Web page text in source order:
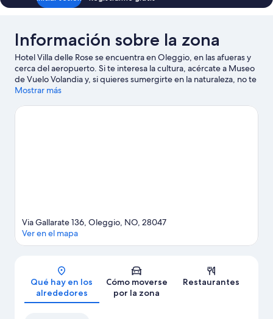
Información sobre la zona
Hotel Villa delle Rose se encuentra en Oleggio, en las afueras y
cerca del aeropuerto. Si te interesa la cultura, acércate a Museo
de Vuelo Volandia y, si quieres sumergirte en la naturaleza, no te
pierdas Parque Faunístico La Torbiera y Lago Orta. ¿Te apetece
de Polideportivo PalaYamamay. Intenta sacar tiempo para pasar
Mostrar más
Mapa
Via Gallarate 136, Oleggio, NO, 28047
Ver en el mapa
Qué hay en los
alrededores
Cómo moverse
por la zona
Restaurantes